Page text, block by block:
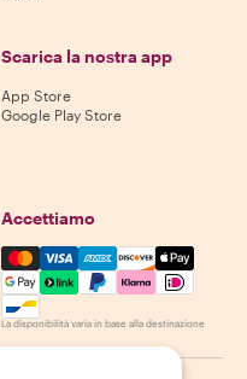
Scarica la nostra app
App Store
Google Play Store
Accettiamo
Mastercard, Visa, Amex,
La disponibilità varia in base alla destinazione